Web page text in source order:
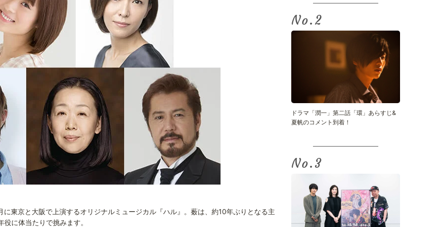
東京と大阪で上演するオリジナルミュージカル『ハル』。薮は、約10年ぶりとなる主
に体当たりで挑みます。
No.
ドラマ「潤一」第二話「環」あらすじ&
夏帆のコメント到着！
No.